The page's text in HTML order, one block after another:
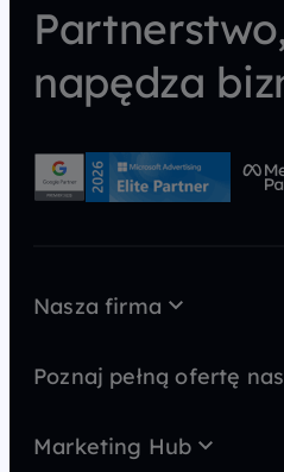
napędza
Nasza firma
Case Study
Poznaj pełną ofertę
GEO
Marketing Hub